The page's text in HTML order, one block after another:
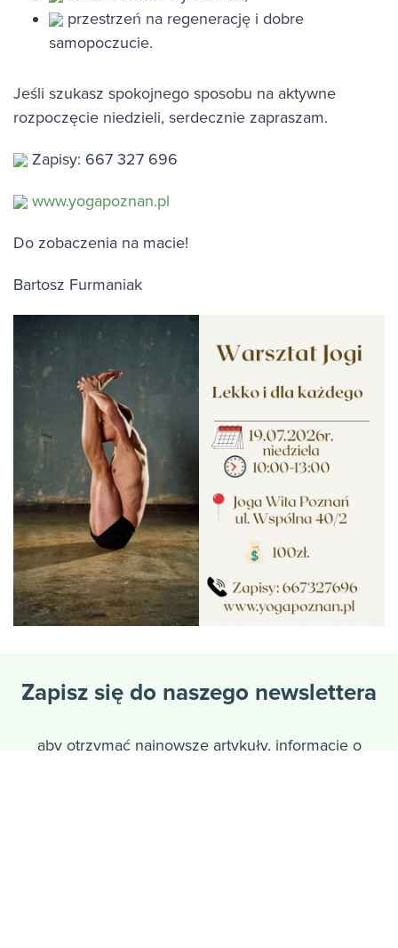
przestrzeń na regenerację i dobre
samopoczucie.
Jeśli szukasz spokojnego sposobu na aktywne
rozpoczęcie niedzieli, serdecznie zapraszam.
Zapisy: 667 327 696
www.yogapoznan.pl
Do zobaczenia na macie!
Bartosz Furmaniak
Zapisz się do naszego newslettera
aby otrzymać najnowsze artykuły, informacje o